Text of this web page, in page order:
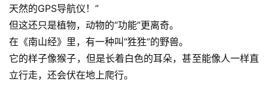
天然的GPS导航仪！”
但这还只是植物，动物的“功能”更离奇。
在《南山经》里，有一种叫“狌狌”的野兽。
它的样子像猴子，但是长着白色的耳朵，甚至能像人一样直
立行走，还会伏在地上爬行。